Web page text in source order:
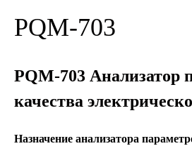
PQM-703
PQM-703 Анализатор
качества
Назначение анализатора